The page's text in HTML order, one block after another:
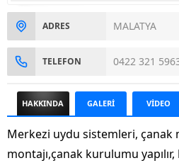
ADRES MALATYA
TELEFON 0422 321
HAKKINDA GALERİ VİDEO
Merkezi uydu sistemleri, çanak
montajı,çanak kurulumu yapılır,